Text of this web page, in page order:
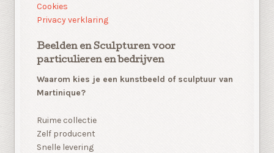
Cookies
Privacy verklaring
Beelden en Sculpturen voor
particulieren en bedrijven
Waarom kies je een kunstbeeld of sculptuur van
Martinique?
Ruime collectie
Zelf producent
Snelle levering